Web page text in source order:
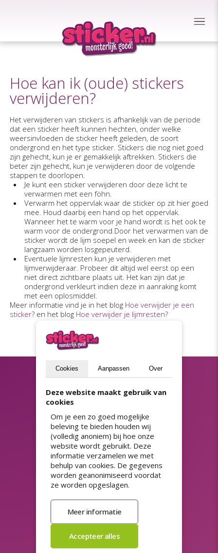
Hoe kan ik (oude) stickers
verwijderen?
Het verwijderen van stickers is afhankelijk van de periode
dat een sticker heeft kunnen hechten, onder welke
weersinvloeden de sticker heeft geleden, de soort
ondergrond en het type sticker. Stickers die nog niet goed
zijn gehecht, kun je er gemakkelijk aftrekken. Stickers die
beter zijn gehecht, kun je verwijderen door de volgende
stappen te doorlopen.
Je kunt een sticker verwijderen door deze licht te
verwarmen met een föhn.
Verwarm het oppervlak waar de sticker op zit hier goed
mee. Houd daarbij een hand op het oppervlak.
Wanneer het te warm voor je hand wordt is het ook te
warm voor de ondergrond.Door het verwarmen van de
sticker wordt de lijm soepel en week en kan de sticker
langzaam worden losgepeuterd.
Eventuele lijmresten kun je verwijderen met
lijmverwijderaar. Probeer dit altijd wel eerst op een
niet direct zichtbare plaats uit. Het kan zijn dat je
ondergrond verkleurt indien deze in aanraking komt
met een oplosmiddel.
Meer informatie vind je in het blog Hoe verwijder je een
sticker? en het blog Hoe verwijder je lijmresten?
Blijf op de hoogte
(privacyverklaring)
Versturen
ASSORTIMENT
Adresstickers
HACCP stickers
Herbruikbare stickers
Horeca stickers
Magneetsticker auto
Naamstickers drukken
Niet verwijderbare stickers
Prijsstickers
QR-code stickers
Raamfolie
Spaarzegels
Stickerpapier
Stickers met sterke lijm
Streepjescode stickers
Transparante stickers
Cookies Aanpassen Over
Deze website maakt gebruik van
cookies
Om je een zo goed mogelijke
beleving te bieden houden wij
(volledig anoniem) bij hoe onze
website wordt gebruikt. Deze
informatie verzamelen we met
behulp van cookies. De gegevens
worden geanonimiseerd voordat
ze worden opgeslagen.